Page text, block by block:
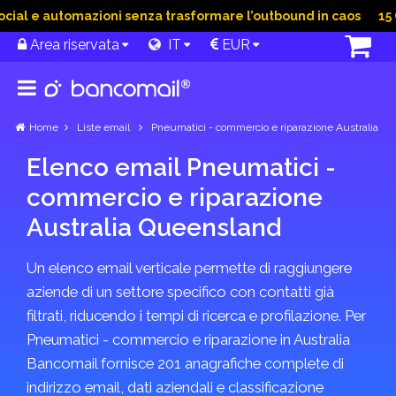
e automazioni senza trasformare l’outbound in caos 15
Area riservata IT EUR
Home Liste email Pneumatici - commercio e riparazione Australia
Elenco email Pneumatici -
commercio e riparazione
Australia Queensland
Un elenco email verticale permette di raggiungere
aziende di un settore specifico con contatti già
filtrati, riducendo i tempi di ricerca e profilazione. Per
Pneumatici - commercio e riparazione in Australia
Bancomail fornisce 201 anagrafiche complete di
indirizzo email, dati aziendali e classificazione